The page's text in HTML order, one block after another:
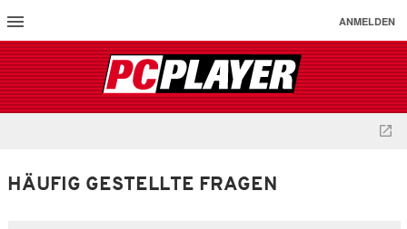
ANMELDEN
HÄUFIG GESTELLTE FRAGEN